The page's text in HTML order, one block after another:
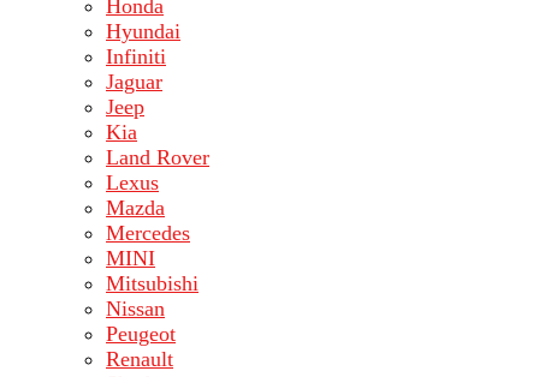
Honda
Hyundai
Infiniti
Jaguar
Jeep
Kia
Land Rover
Lехus
Mazda
Merсеdеs
MINI
Mitsubishi
Nissan
Peugeot
Renault